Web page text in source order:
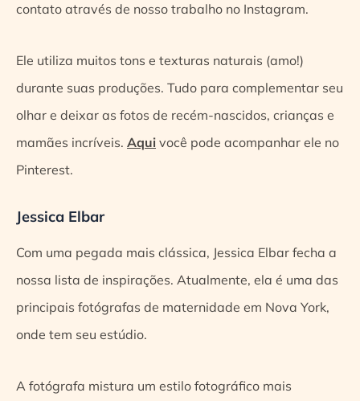
contato através de nosso trabalho no Instagram.
Ele utiliza muitos tons e texturas naturais (amo!)
durante suas produções. Tudo para complementar seu
olhar e deixar as fotos de recém-nascidos, crianças e
mamães incríveis. Aqui você pode acompanhar ele no
Pinterest.
Jessica Elbar
Com uma pegada mais clássica, Jessica Elbar fecha a
nossa lista de inspirações. Atualmente, ela é uma das
principais fotógrafas de maternidade em Nova York,
onde tem seu estúdio.
A fotógrafa mistura um estilo fotográfico mais